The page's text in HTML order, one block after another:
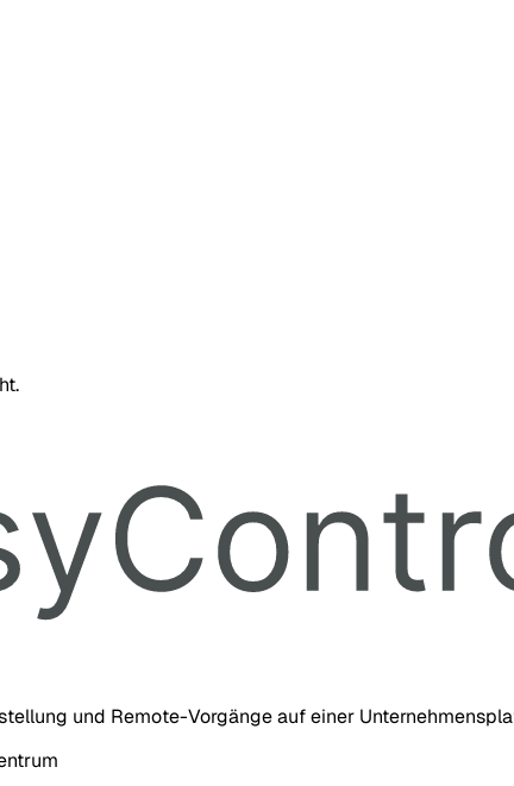
und Remote-Vorgänge auf einer